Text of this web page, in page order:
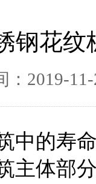
钢花纹
：2019-
中的寿
主体部